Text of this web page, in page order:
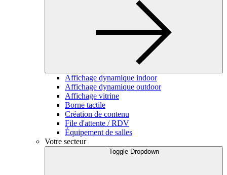
Affichage dynamique indoor
Affichage dynamique outdoor
Affichage vitrine
Borne tactile
Création de contenu
File d'attente / RDV
Équipement de salles
Votre secteur
Toggle Dropdown